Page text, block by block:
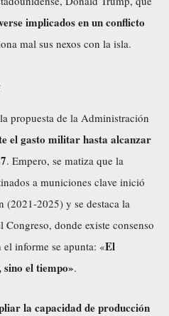
implicadosen un conflicto
mal sus nexos con la isla.
propuesta de la Administración
el gasto militar hasta alcanzar
. Empero, se matiza que la
a municiones clave inició
(2021-2025) y se destaca la
Congreso, donde existe consenso
informe se apunta: «El
el tiempo».
la capacidad de producción